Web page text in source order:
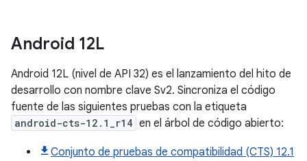
Android 12L
Android 12L (nivel de API 32) es el lanzamiento del hito de
desarrollo con nombre clave Sv2. Sincroniza el código
fuente de las siguientes pruebas con la etiqueta
android-cts-12.1_r14 en el árbol de código abierto:
Conjunto de pruebas de compatibilidad (CTS) 12.1